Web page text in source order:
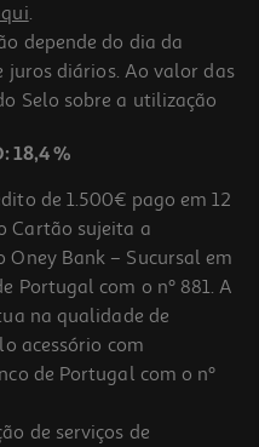
.
depende do dia da
juros diários. Ao valor das
Selo sobre a utilização
18,4 %
de 1.500€ pago em 12
Cartão sujeita a
Bank – Sucursal em
Portugal com o nº 881. A
na qualidade de
acessório com
de Portugal com o nº
de serviços de